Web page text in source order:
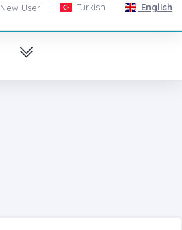
New User Turkish English